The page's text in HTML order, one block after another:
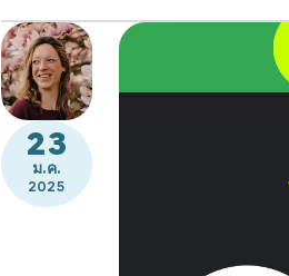
23
ม.ค.
2025